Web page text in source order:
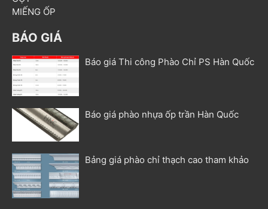
MIẾNG ỐP
BÁO GIÁ
Báo giá Thi công Phào Chỉ PS Hàn Quốc
Báo giá phào nhựa ốp trần Hàn Quốc
Bảng giá phào chỉ thạch cao tham khảo